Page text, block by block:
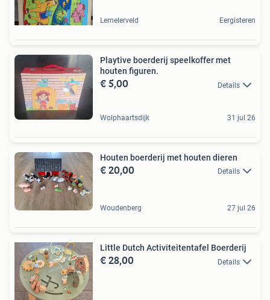
Lemelerveld Eergisteren
Playtive boerderij speelkoffer met
houten figuren.
€ 5,00 Details
Wolphaartsdijk 31 jul 26
Houten boerderij met houten dieren
€ 20,00 Details
Woudenberg 27 jul 26
Little Dutch Activiteitentafel Boerderij
€ 28,00 Details